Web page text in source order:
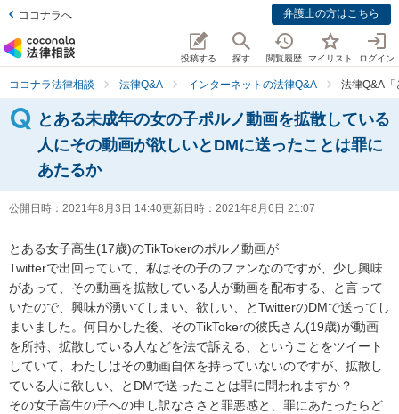
ココナラへ 弁護士の方はこちら
投稿する 探す 閲覧履歴 マイリスト ログイン
ココナラ法律相談 法律Q&A インターネットの法律Q&A 法律Q&A
とある未成年の女の子ポルノ動画を拡散している
人にその動画が欲しいとDMに送ったことは罪に
あたるか
公開日時： 2021年8月3日 14:40更新日時： 2021年8月6日 21:07
とある女子高生(17歳)のTikTokerのポルノ動画が
Twitterで出回っていて、私はその子のファンなのですが、少し興味
があって、その動画を拡散している人が動画を配布する、と言って
いたので、興味が湧いてしまい、欲しい、とTwitterのDMで送ってし
まいました。何日かした後、そのTikTokerの彼氏さん(19歳)が動画
を所持、拡散している人などを法で訴える、ということをツイート
していて、わたしはその動画自体を持っていないのですが、拡散し
ている人に欲しい、とDMで送ったことは罪に問われますか？
その女子高生の子への申し訳なささと罪悪感と、罪にあたったらど